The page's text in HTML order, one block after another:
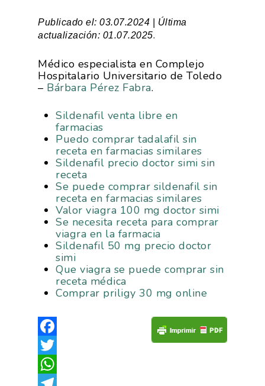
Publicado el: 03.07.2024 | Última
actualización: 01.07.2025.
Médico especialista en Complejo
Hospitalario Universitario de Toledo
– Bárbara Pérez Fabra.
Sildenafil venta libre en
farmacias
Puedo comprar tadalafil sin
receta en farmacias similares
Sildenafil precio doctor simi sin
receta
Se puede comprar sildenafil sin
receta en farmacias similares
Valor viagra 100 mg doctor simi
Se necesita receta para comprar
viagra en la farmacia
Sildenafil 50 mg precio doctor
simi
Que viagra se puede comprar sin
receta médica
Comprar priligy 30 mg online
Facebook
Twitter
WhatsApp